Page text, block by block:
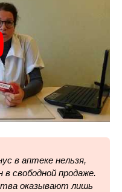
в аптеке нельзя,
свободной продаже.
оказывают лишь